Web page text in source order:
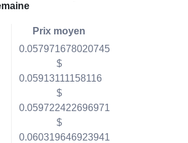
Prix moyen
0.057971678020745
$
0.05913111158116
$
0.059722422696971
$
0.060319646923941